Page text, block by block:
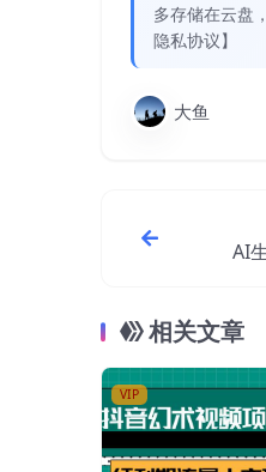
多存储在云盘
隐私协议】
大鱼
AI
相关文章
VIP